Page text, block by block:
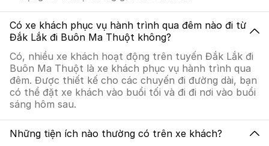
Có xe khách phục vụ hành trình qua đêm nào đi từ
Đắk Lắk đi Buôn Ma Thuột không?
Có, nhiều xe khách hoạt động trên tuyến Đắk Lắk đi
Buôn Ma Thuột là xe khách phục vụ hành trình qua
đêm. Được thiết kế cho các chuyến đi đường dài, bạn
có thể đặt xe khách vào buổi tối và đi đi nơi vào buổi
sáng hôm sau.
Những tiện ích nào thường có trên xe khách?